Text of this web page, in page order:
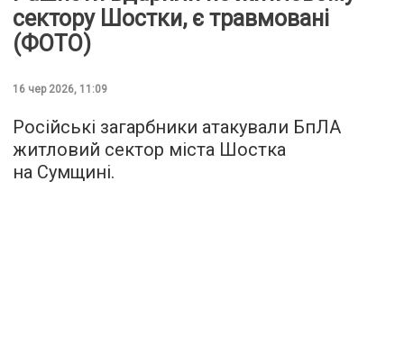
сектору Шостки, є травмовані
(ФОТО)
16 чер 2026, 11:09
Російські загарбники атакували БпЛА
житловий сектор міста Шостка
на Сумщині.